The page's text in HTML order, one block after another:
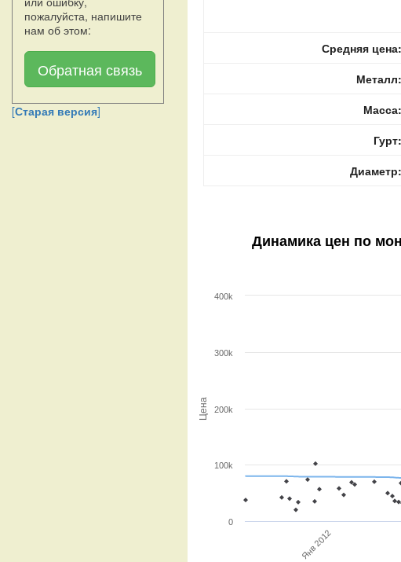
пожалуйста, напишите
нам об этом:
Обратная связь
[Старая версия]
Средняя цена:
Металл:
Масса:
Гурт:
Диаметр:
Динамика цен по
Цена
Янв 2012
0
100k
200k
300k
400k